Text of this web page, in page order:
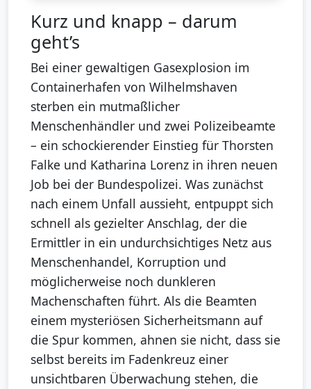
Kurz und knapp – darum
geht’s
Bei einer gewaltigen Gasexplosion im
Containerhafen von Wilhelmshaven
sterben ein mutmaßlicher
Menschenhändler und zwei Polizeibeamte
– ein schockierender Einstieg für Thorsten
Falke und Katharina Lorenz in ihren neuen
Job bei der Bundespolizei. Was zunächst
nach einem Unfall aussieht, entpuppt sich
schnell als gezielter Anschlag, der die
Ermittler in ein undurchsichtiges Netz aus
Menschenhandel, Korruption und
möglicherweise noch dunkleren
Machenschaften führt. Als die Beamten
einem mysteriösen Sicherheitsmann auf
die Spur kommen, ahnen sie nicht, dass sie
selbst bereits im Fadenkreuz einer
unsichtbaren Überwachung stehen, die